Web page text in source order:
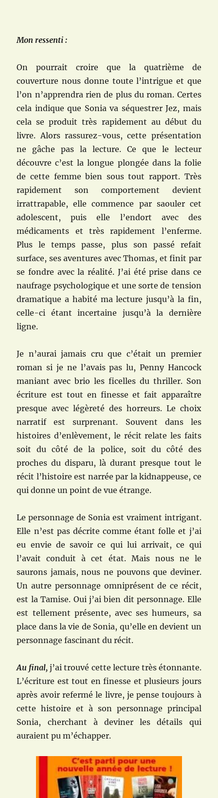
Mon ressenti :
On pourrait croire que la quatrième de
couverture nous donne toute l’intrigue et que
l’on n’apprendra rien de plus du roman. Certes
cela indique que Sonia va séquestrer Jez, mais
cela se produit très rapidement au début du
livre. Alors rassurez-vous, cette présentation
ne gâche pas la lecture. Ce que le lecteur
découvre c’est la longue plongée dans la folie
de cette femme bien sous tout rapport. Très
rapidement son comportement devient
irrattrapable, elle commence par saouler cet
adolescent, puis elle l’endort avec des
médicaments et très rapidement l’enferme.
Plus le temps passe, plus son passé refait
surface, ses aventures avec Thomas, et finit par
se fondre avec la réalité. J’ai été prise dans ce
naufrage psychologique et une sorte de tension
dramatique a habité ma lecturejusqu’à la fin,
celle-ci étant incertaine jusqu’à la dernière
ligne.
Je n’aurai jamais cru que c’était un premier
roman si je ne l’avais pas lu, Penny Hancock
maniant avec brio les ficelles du thriller. Son
écriture est tout en finesse et fait apparaître
presque avec légèreté des horreurs. Le choix
narratif est surprenant. Souvent dans les
histoires d’enlèvement, le récit relate les faits
soit du côté de la police, soit du côté des
proches du disparu, là durant presque tout le
récit l’histoire est narrée par la kidnappeuse, ce
qui donne un point de vue étrange.
Le personnage de Sonia est vraiment intrigant.
Elle n’est pas décrite comme étant folle et j’ai
eu envie de savoir ce qui lui arrivait, ce qui
l’avait conduit à cet état. Mais nous ne le
saurons jamais, nous ne pouvons que deviner.
Un autre personnage omniprésent de ce récit,
est la Tamise. Oui j’ai bien dit personnage. Elle
est tellement présente, avec ses humeurs, sa
place dans la vie de Sonia, qu’elle en devient un
personnage fascinant du récit.
Au final, j’ai trouvé cette lecture très étonnante.
L’écriture est tout en finesse et plusieurs jours
après avoir refermé le livre, je pense toujours à
cette histoire et à son personnage principal
Sonia, cherchant à deviner les détails qui
auraient pu m’échapper.